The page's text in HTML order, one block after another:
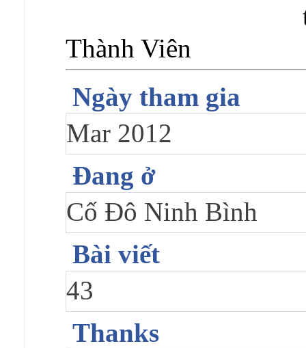
Thành Viên
Ngày tham gia
Mar 2012
Đang ở
Cố Đô Ninh Bình
Bài viết
43
Thanks